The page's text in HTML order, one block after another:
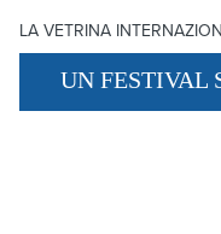
LA VETRINA
UN FESTIVAL